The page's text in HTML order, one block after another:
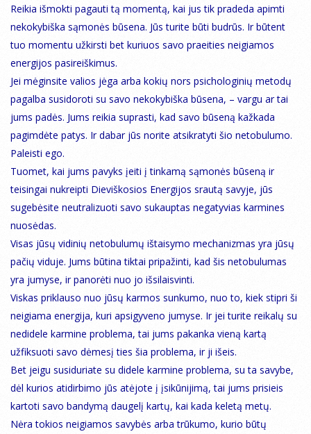
Reikia išmokti pagauti tą momentą, kai jus tik pradeda apimti
nekokybiška sąmonės būsena. Jūs turite būti budrūs. Ir būtent
tuo momentu užkirsti bet kuriuos savo praeities neigiamos
energijos pasireiškimus.
Jei mėginsite valios jėga arba kokių nors psichologinių metodų
pagalba susidoroti su savo nekokybiška būsena, – vargu ar tai
jums padės. Jums reikia suprasti, kad savo būseną kažkada
pagimdėte patys. Ir dabar jūs norite atsikratyti šio netobulumo.
Paleisti ego.
Tuomet, kai jums pavyks įeiti į tinkamą sąmonės būseną ir
teisingai nukreipti Dieviškosios Energijos srautą savyje, jūs
sugebėsite neutralizuoti savo sukauptas negatyvias karmines
nuosėdas.
Visas jūsų vidinių netobulumų ištaisymo mechanizmas yra jūsų
pačių viduje. Jums būtina tiktai pripažinti, kad šis netobulumas
yra jumyse, ir panorėti nuo jo išsilaisvinti.
Viskas priklauso nuo jūsų karmos sunkumo, nuo to, kiek stipri ši
neigiama energija, kuri apsigyveno jumyse. Ir jei turite reikalų su
nedidele karmine problema, tai jums pakanka vieną kartą
užfiksuoti savo dėmesį ties šia problema, ir ji išeis.
Bet jeigu susiduriate su didele karmine problema, su ta savybe,
dėl kurios atidirbimo jūs atėjote į įsikūnijimą, tai jums prisieis
kartoti savo bandymą daugelį kartų, kai kada keletą metų.
Nėra tokios neigiamos savybės arba trūkumo, kurio būtų